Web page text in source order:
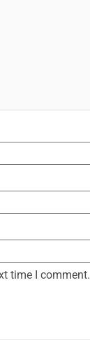
time I comment.